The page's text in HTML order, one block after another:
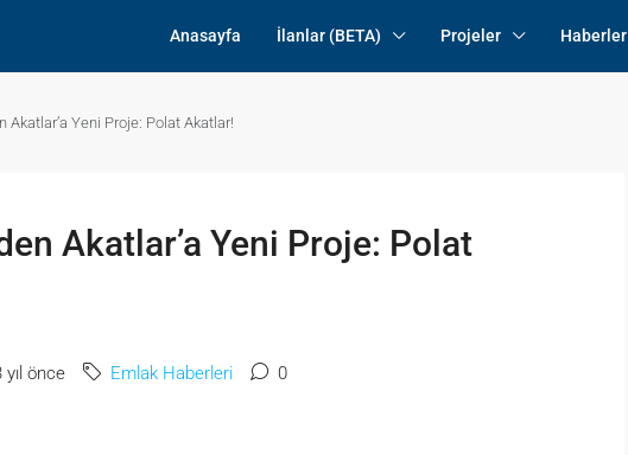
Anasayfa İlanlar (BETA) Projeler Haberler
Akatlar’a Yeni Proje: Polat Akatlar!
Akatlar’a Yeni Proje: Polat
yıl önce Emlak Haberleri 0